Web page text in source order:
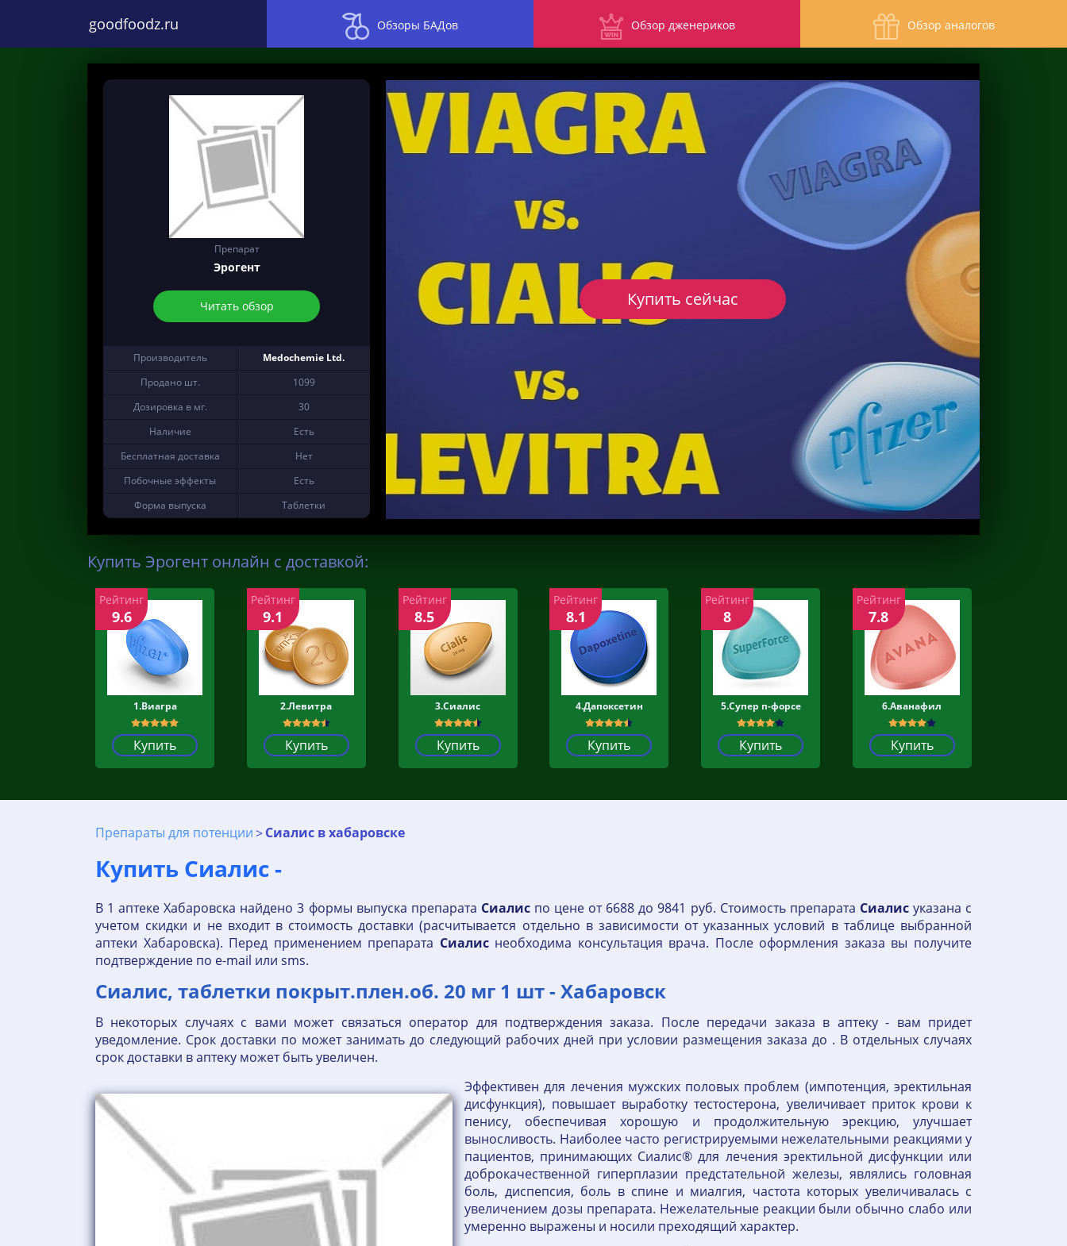
goodfoodz.ru Обзоры БАДов Обзор дженериков Обзор аналогов
Препарат
Эрогент
Читать обзор
Производитель
Medochemie Ltd.
Продано шт.
1099
Дозировка в мг.
30
Наличие
Есть
Бесплатная доставка
Нет
Побочные эффекты
Есть
Форма выпуска
Таблетки
Купить сейчас
Купить Эрогент онлайн с доставкой:
1.Виагра
Купить
Рейтинг
9.6
2.Левитра
Купить
Рейтинг
9.1
3.Сиалис
Купить
Рейтинг
8.5
4.Дапоксетин
Купить
Рейтинг
8.1
5.Супер п-форсе
Купить
Рейтинг
8
6.Аванафил
Купить
Рейтинг
7.8
Препараты для потенции Сиалис в хабаровске
Купить Сиалис -
В 1 аптеке Хабаровска найдено 3 формы выпуска препарата Сиалиспо цене от 6688 до 9841 руб. Стоимость препарата Сиалисуказана с
учетом скидки и не входит в стоимость доставки (расчитывается отдельно в зависимости от указанных условий в таблице выбранной
аптеки Хабаровска). Перед применением препарата Сиалиснеобходима консультация врача. После оформления заказа вы получите
подтверждение по е-mail или sms.
Сиалис, таблетки покрыт.плен.об. 20 мг 1 шт - Хабаровск
В некоторых случаях с вами может связаться оператор для подтверждения заказа. После передачи заказа в аптеку - вам придет
уведомление. Срок доставки по может занимать до следующий рабочих дней при условии размещения заказа до . В отдельных случаях
срок доставки в аптеку может быть увеличен.
Эффективен для лечения мужских половых проблем (импотенция, эректильная
дисфункция), повышает выработку тестостерона, увеличивает приток крови к
пенису, обеспечивая хорошую и продолжительную эрекцию, улучшает
выносливость. Наиболее часто регистрируемыми нежелательными реакциями у
пациентов, принимающих Сиалис® для лечения эректильной дисфункции или
доброкачественной гиперплазии предстательной железы, являлись головная
боль, диспепсия, боль в спине и миалгия, частота которых увеличивалась с
увеличением дозы препарата. Нежелательные реакции были обычно слабо или
умеренно выражены и носили преходящий характер.